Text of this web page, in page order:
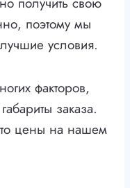
поэтому мы
условия.
факторов,
заказа.
цены на нашем